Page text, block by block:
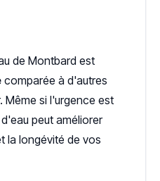
de Montbard est
comparée à d'autres
Même si l'urgence est
peut améliorer
la longévité de vos